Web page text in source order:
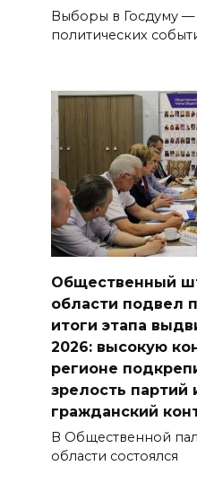
Выборы в Госдуму
политических
Общественный
области подвел
итоги этапа
2026: высокую
регионе
зрелость партий
гражданский
В Общественной
области состоялся